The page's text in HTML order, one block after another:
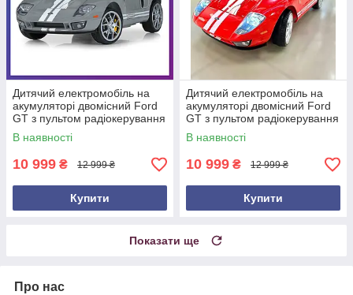
Дитячий електромобіль на
акумуляторі двомісний Ford
GT з пультом радіокерування
для дітей 3-8 років Сірий
В наявності
10 999 ₴ 12 999 ₴
Купити
Дитячий електромобіль на
акумуляторі двомісний Ford
GT з пультом радіокерування
для дітей 3-8 років Червоний
В наявності
10 999 ₴ 12 999 ₴
Купити
Показати ще
Про нас